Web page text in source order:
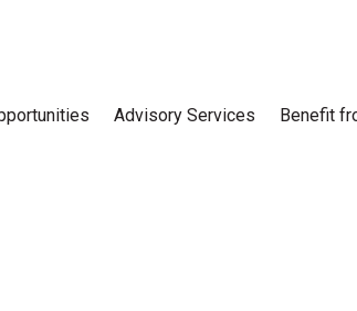
Advisory Services Benefit